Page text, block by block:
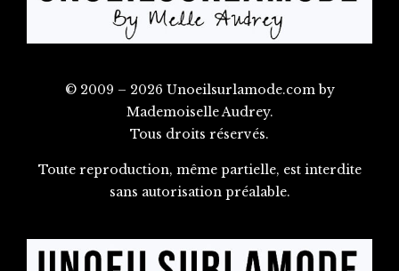
© 2009 – 2026 Unoeilsurlamode.com by
Mademoiselle Audrey.
Tous droits réservés.
Toute reproduction, même partielle, est interdite
sans autorisation préalable.